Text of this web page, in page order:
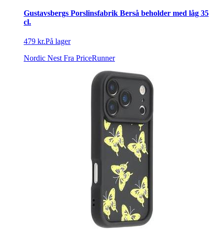
Gustavsbergs Porslinsfabrik Berså beholder med låg 35
cl.
479 kr.På lager
Nordic Nest Fra PriceRunner